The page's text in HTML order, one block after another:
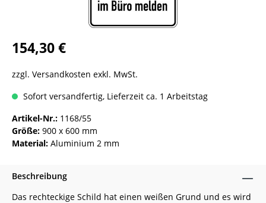
154,30 €
zzgl. Versandkosten exkl. MwSt.
Sofort versandfertig, Lieferzeit ca. 1 Arbeitstag
Artikel-Nr.: 1168/55
Größe: 900 x 600 mm
Material: Aluminium 2 mm
Beschreibung
Das rechteckige Schild hat einen weißen Grund und es wird